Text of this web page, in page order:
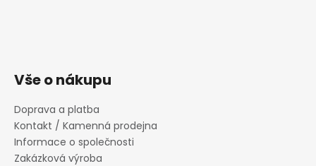
Vše o nákupu
Doprava a platba
Kontakt / Kamenná prodejna
Informace o společnosti
Zakázková výroba